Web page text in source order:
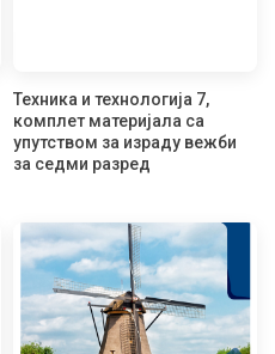
Техника и технологија 7,
комплет материјала са
упутством за израду вежби
за седми разред